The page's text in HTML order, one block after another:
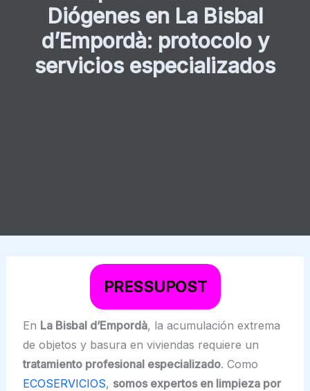
Diógenes en La Bisbal
d’Empordà: protocolo y
servicios especializados
PRESSUPOST
En La Bisbal d’Empordà, la acumulación extrema
de objetos y basura en viviendas requiere un
tratamiento profesional especializado. Como
ECOSERVICIOS, somos expertos en limpieza por